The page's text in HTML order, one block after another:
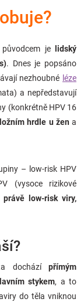
je
lidský
. Dnes je popsáno
nezhoubné léze
a nepředstavují
(konkrétně HPV 16
hrdle u žena
– low-risk HPV
(vysoce rizikové
low-risk viry,
dochází přímým
stykem, a to
do těla vniknou